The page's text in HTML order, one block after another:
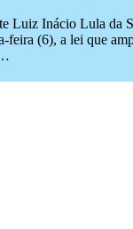
Luiz Inácio Lula da
feira (6), a lei que